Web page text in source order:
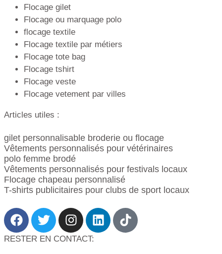
Flocage gilet
Flocage ou marquage polo
flocage textile
Flocage textile par métiers
Flocage tote bag
Flocage tshirt
Flocage veste
Flocage vetement par villes
Articles utiles :
gilet personnalisable broderie ou flocage
Vêtements personnalisés pour vétérinaires
polo femme brodé
Vêtements personnalisés pour festivals locaux
Flocage chapeau personnalisé
T-shirts publicitaires pour clubs de sport locaux
RESTER EN CONTACT: